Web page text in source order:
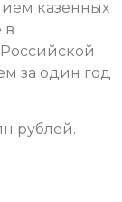
казенных
в
за один год
рублей.